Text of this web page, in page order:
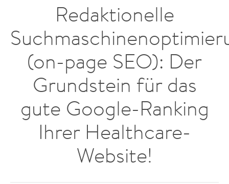
Redaktionelle
(on-page SEO): Der
Grundstein für das
gute Google-Ranking
Ihrer Healthcare-
Website!